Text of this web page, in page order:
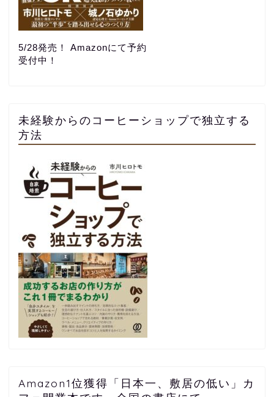
5/28発売！ Amazonにて予約
受付中！
未経験からのコーヒーショップで独立する
方法
Amazon1位獲得「日本一、敷居の低い」カ